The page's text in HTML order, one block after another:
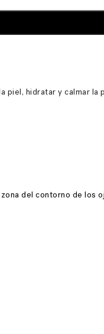
piel, hidratar y calmar la
del contorno de los